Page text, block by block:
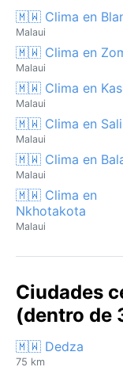
🇲🇼 Clima en
Malaui
🇲🇼 Clima en
Malaui
🇲🇼 Clima en
Malaui
🇲🇼 Clima en
Malaui
🇲🇼 Clima en
Malaui
🇲🇼 Clima en
Nkhotakota
Malaui
Ciudades
(dentro de
🇲🇼 Dedza
75 km